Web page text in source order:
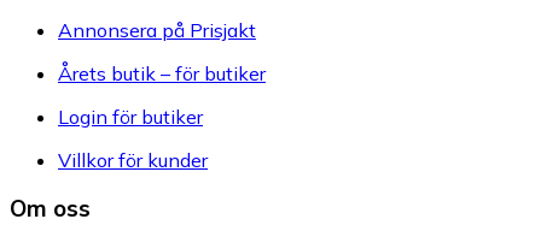
Annonsera på Prisjakt
Årets butik – för butiker
Login för butiker
Villkor för kunder
Om oss